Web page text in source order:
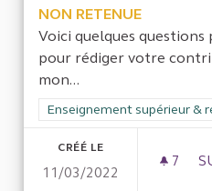
NON RETENUE
Voici quelques
pour rédiger votre
mon...
Filtrer les résultats de la
Enseignement supérieur &
CRÉÉ LE
11/03/2022
7 7